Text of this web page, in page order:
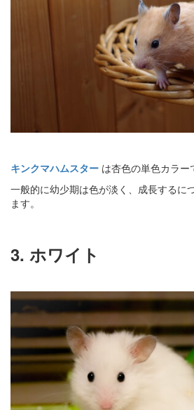
キンクマハムスター は杏色の単色カラー
一般的に幼少期は色が淡く、成長するに
ます。
3. ホワイト